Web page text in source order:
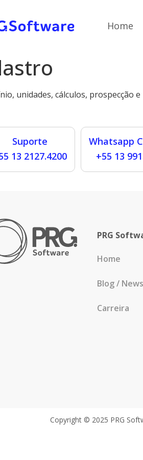
Home
unidades, cálculos, prospecção
Suporte
13 2127.4200
Whatsapp
+55 13
PRG
Home
Blog / News
Carreira
Copyright © 2025 PRG